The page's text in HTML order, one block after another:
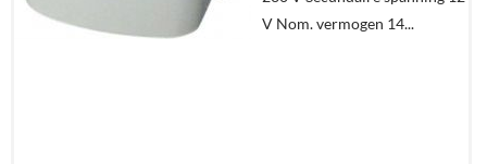
V Nom. vermogen 14...